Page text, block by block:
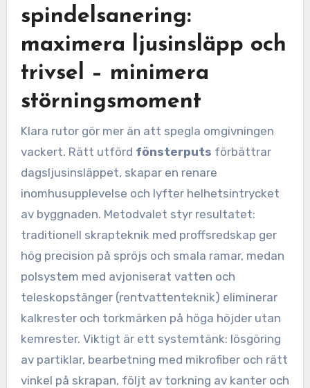
spindelsanering:
maximera ljusinsläpp och
trivsel – minimera
störningsmoment
Klara rutor gör mer än att spegla omgivningen
vackert. Rätt utförd fönsterputs förbättrar
dagsljusinsläppet, skapar en renare
inomhusupplevelse och lyfter helhetsintrycket
av byggnaden. Metodvalet styr resultatet:
traditionell skrapteknik med proffsredskap ger
hög precision på spröjs och smala ramar, medan
polsystem med avjoniserat vatten och
teleskopstänger (rentvattenteknik) eliminerar
kalkrester och torkmärken på höga höjder utan
kemrester. Viktigt är ett systemtänk: lösgöring
av partiklar, bearbetning med mikrofiber och rätt
vinkel på skrapan, följt av torkning av kanter och